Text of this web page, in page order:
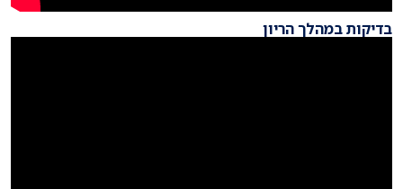
בדיקות במהלך הריון